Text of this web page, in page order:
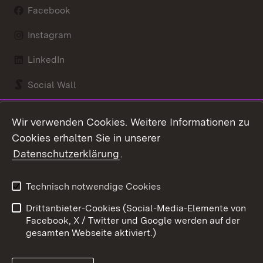
Facebook
Instagram
LinkedIn
Social Wall
Kontakt
Barrierefreiheit
Impressum
Cookies
Wir verwenden Cookies. Weitere Informationen zu
Cookies erhalten Sie in unserer
Datenschutzerklärung.
Technisch notwendige Cookies
Drittanbieter-Cookies (Social-Media-Elemente von
Facebook, X / Twitter und Google werden auf der
gesamten Webseite aktiviert.)